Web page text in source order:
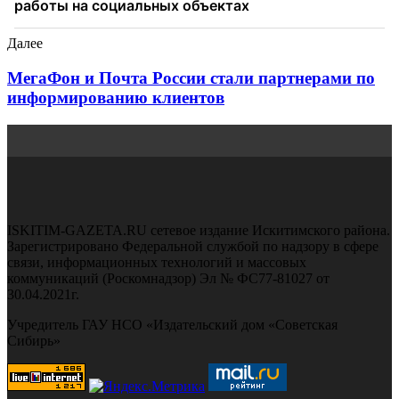
Далее
МегаФон и Почта России стали партнерами по
информированию клиентов
ISKITIM-GAZETA.RU сетевое издание Искитимского района.
Зарегистрировано Федеральной службой по надзору в сфере
связи, информационных технологий и массовых
коммуникаций (Роскомнадзор) Эл № ФС77-81027 от
30.04.2021г.
Учредитель ГАУ НСО «Издательский дом «Советская
Сибирь»